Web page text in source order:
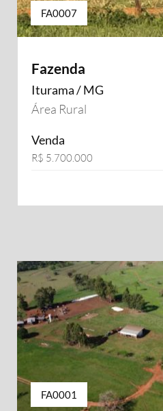
FA0007
Fazenda
Iturama / MG
Área Rural
Venda
R$ 5.700.000
FA0001